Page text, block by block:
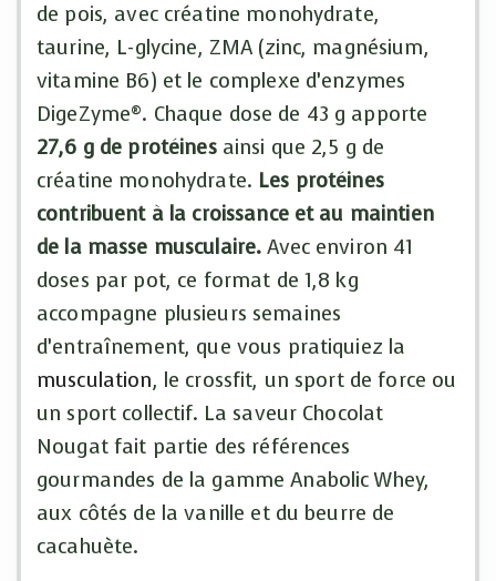
de pois, avec créatine monohydrate,
taurine, L-glycine, ZMA (zinc, magnésium,
vitamine B6) et le complexe d’enzymes
DigeZyme®. Chaque dose de 43 g apporte
27,6 g de protéinesainsi que 2,5 g de
créatine monohydrate. Les protéines
contribuent à la croissance et au maintien
de la masse musculaire. Avec environ 41
doses par pot, ce format de 1,8 kg
accompagne plusieurs semaines
d’entraînement, que vous pratiquiez la
musculation, le crossfit, un sport de force ou
un sport collectif. La saveur Chocolat
Nougat fait partie des références
gourmandes de la gamme Anabolic Whey,
aux côtés de la vanille et du beurre de
cacahuète.